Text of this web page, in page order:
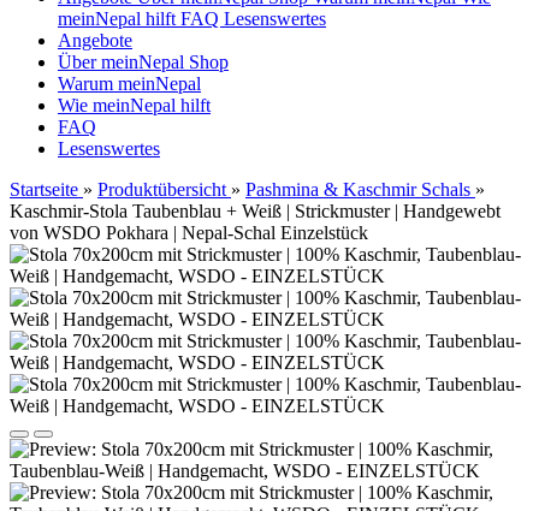
meinNepal hilft FAQ Lesenswertes
Angebote
Über meinNepal Shop
Warum meinNepal
Wie meinNepal hilft
FAQ
Lesenswertes
Startseite » Produktübersicht » Pashmina & Kaschmir Schals »
Kaschmir-Stola Taubenblau + Weiß | Strickmuster | Handgewebt
von WSDO Pokhara | Nepal-Schal Einzelstück